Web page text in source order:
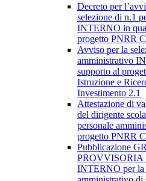
Decreto per
selezione di n.1
INTERNO in
progetto PNRR
Avviso per la
amministrativo
supporto al
Istruzione e
Investimento 2.1
Attestazione di
del dirigente
personale
progetto PNRR
Pubblicazione
PROVVISORIA
INTERNO per la